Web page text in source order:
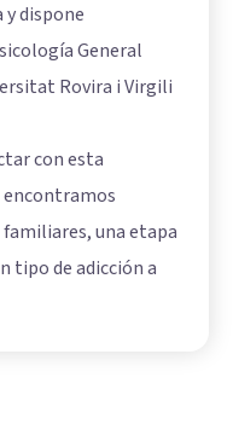
y dispone
General
Rovira i Virgili
con esta
una etapa
tipo de adicción a